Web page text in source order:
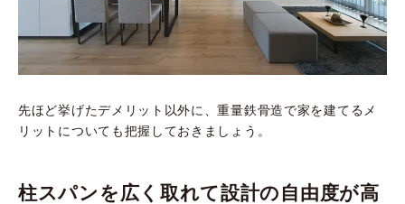
先ほど挙げたデメリット以外に、重量鉄骨造で家を建てるメ
リットについても把握しておきましょう。
柱スパンを広く取れて設計の自由度が高